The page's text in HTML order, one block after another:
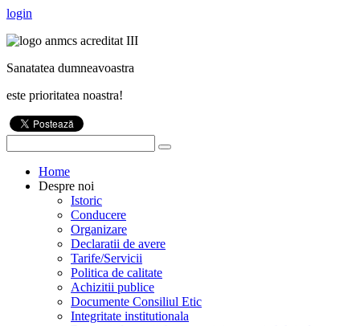
login
Sanatatea dumneavoastra
este prioritatea noastra!
Home
Despre noi
Istoric
Conducere
Organizare
Declaratii de avere
Tarife/Servicii
Politica de calitate
Achizitii publice
Documente Consiliul Etic
Integritate institutionala